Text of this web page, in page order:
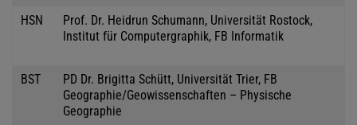
HSN
Prof. Dr. Heidrun Schumann, Universität Rostock,
Institut für Computergraphik, FB Informatik
BST
PD Dr. Brigitta Schütt, Universität Trier, FB
Geographie/Geowissenschaften – Physische
Geographie